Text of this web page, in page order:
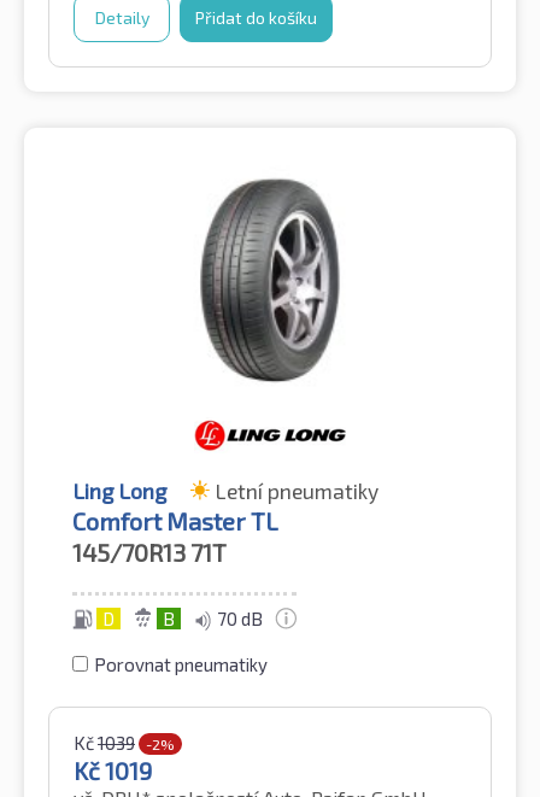
Detaily Přidat do košíku
Ling Long Letní pneumatiky
Comfort Master TL
145/70R13 71T
D B 70 dB
Porovnat pneumatiky
Kč1039 -2%
Kč1019